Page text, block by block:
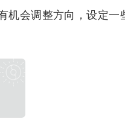
机会调整方向，设定一